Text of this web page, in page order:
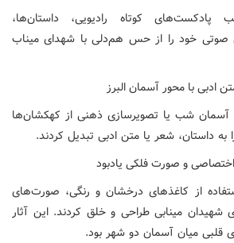
پادکست‌های کوتاه رادیویی، داستان‌ها،
صوتی خود را از حس هم‌دلی با شهدای میناب
ادبی با محور آسمان البرز
آسمان شب یا تصویرسازی ذهنی از کهکشان‌ها
به داستان، شعر یا متن ادبی تبدیل کردند.
و صورت فلکی یادبود
از کاغذهای درخشان و رنگی، صورت‌های
شهیدان مینابی طراحی و خلق کردند. این آثار
قلبی میان آسمان دو شهر بود.